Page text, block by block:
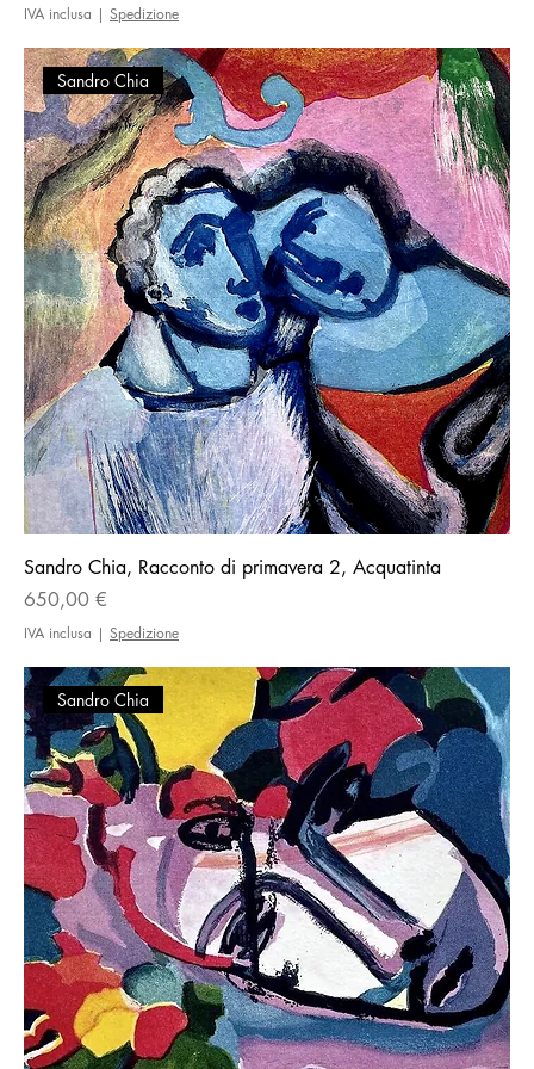
IVA inclusa | Spedizione
Sandro Chia
Sandro Chia, Racconto di primavera 2, Acquatinta
Prezzo
650,00 €
IVA inclusa | Spedizione
Sandro Chia